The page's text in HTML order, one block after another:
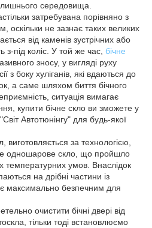
середовища.
затребувана порівняно з
оскільки не зазнає таких великих
від каменів зустрічних або
під коліс. У той же час, бічне
зносу, у вигляді руху
з боку хуліганів, які вдаються до
а саме шляхом биття бічного
ситуація вимагає
купити бічне скло ви зможете у
Автотюнінгу" для будь-якої
виготовляється за технологією,
одношарове скло, що пройшло
температурних умов. Внаслідок
на дрібні частини із
безпечним для
очистити бічні двері від
тільки тоді встановлюємо